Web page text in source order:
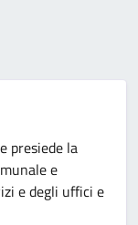
presiede la
e
e degli uffici e